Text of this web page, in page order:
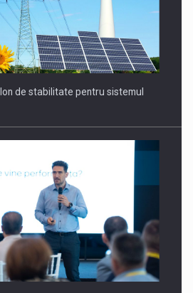
The Future - Technology and…
RETHINK STRATEGY-Finantare
de stabilitate pentru sistemul